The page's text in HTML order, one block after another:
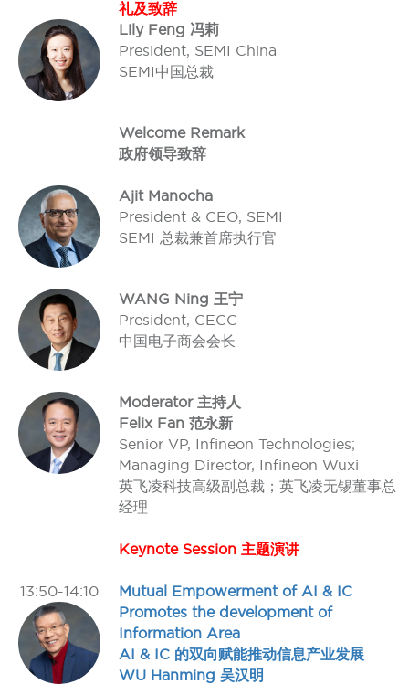
礼及致辞
Lily Feng 冯莉
President, SEMI China
SEMI中国总裁
Welcome Remark
政府领导致辞
Ajit Manocha
President & CEO, SEMI
SEMI 总裁兼首席执行官
WANG Ning 王宁
President, CECC
中国电子商会会长
Moderator 主持人
Felix Fan 范永新
Senior VP, Infineon Technologies;
Managing Director, Infineon Wuxi
英飞凌科技高级副总裁；英飞凌无锡董事总
经理
Keynote Session 主题演讲
13:50-14:10
Mutual Empowerment of AI & IC
Promotes the development of
Information Area
AI & IC 的双向赋能推动信息产业发展
WU Hanming 吴汉明